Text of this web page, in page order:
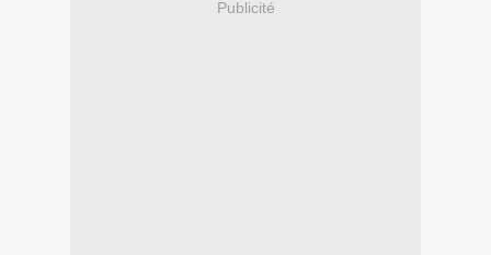
Publicité